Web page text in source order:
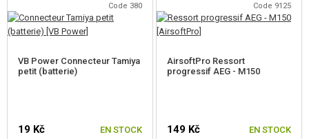
Code 380
VB Power Connecteur Tamiya
petit (batterie)
19 Kč EN STOCK
Code 9125
AirsoftPro Ressort
progressif AEG - M150
149 Kč EN STOCK